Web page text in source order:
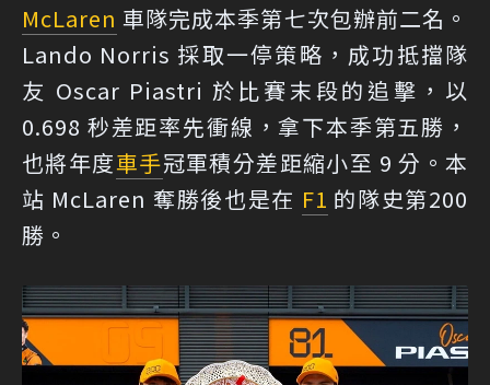
McLaren 車隊完成本季第七次包辦前二名。
Lando Norris 採取一停策略，成功抵擋隊
友 Oscar Piastri 於比賽末段的追擊，以
0.698 秒差距率先衝線，拿下本季第五勝，
也將年度車手冠軍積分差距縮小至 9 分。本
站 McLaren 奪勝後也是在 F1 的隊史第200
勝。